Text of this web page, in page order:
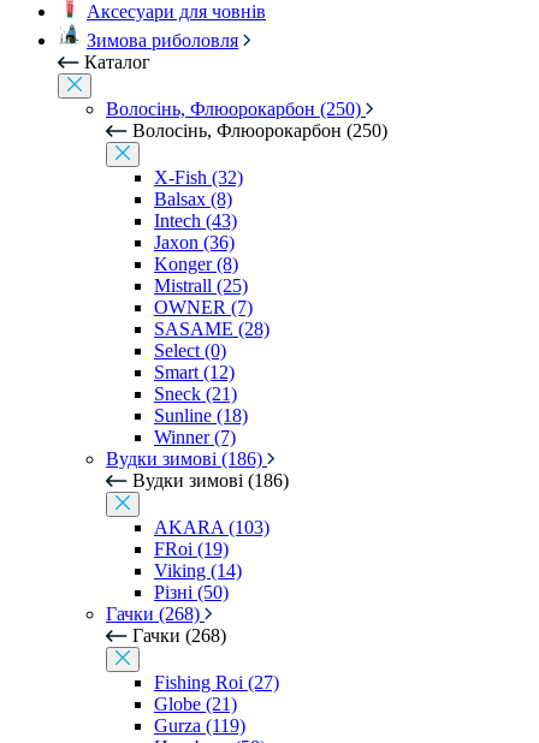
Аксесуари для човнів
Зимова риболовля
Каталог
Волосінь, Флюорокарбон (250)
Волосінь, Флюорокарбон (250)
X-Fish (32)
Balsax (8)
Intech (43)
Jaxon (36)
Konger (8)
Mistrall (25)
OWNER (7)
SASAME (28)
Select (0)
Smart (12)
Sneck (21)
Sunline (18)
Winner (7)
Вудки зимові (186)
Вудки зимові (186)
AKARA (103)
FRoi (19)
Viking (14)
Різні (50)
Гачки (268)
Гачки (268)
Fishing Roi (27)
Globe (21)
Gurza (119)